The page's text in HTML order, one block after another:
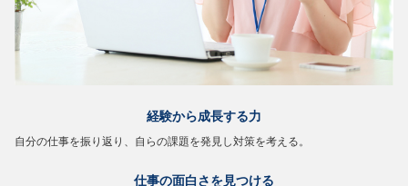
経験から成長する力
自分の仕事を振り返り、自らの課題を発見し対策を考える。
仕事の面白さを見つける